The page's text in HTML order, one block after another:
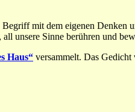
mit dem eigenen
unsere Sinne berühren und
Haus“ versammelt. Das